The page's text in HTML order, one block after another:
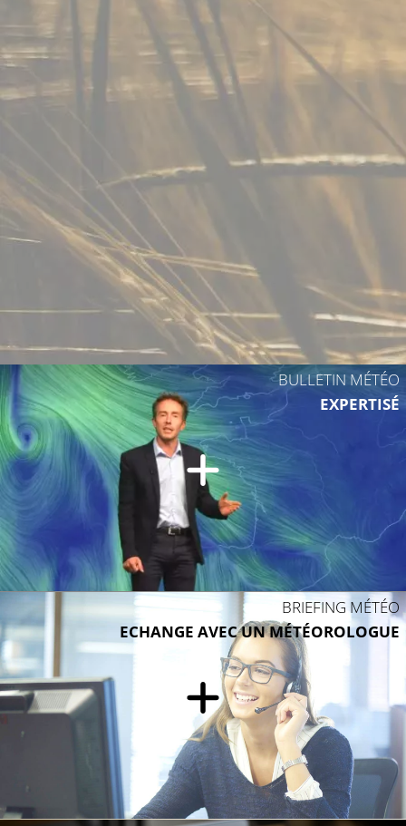
14°C
BULLETIN MÉTÉO
EXPERTISÉ
BRIEFING MÉTÉO
ECHANGE AVEC UN MÉTÉOROLOGUE